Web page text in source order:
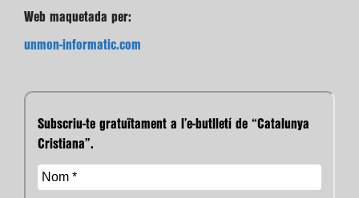
Web maquetada per:
unmon-informatic.com
Subscriu-te gratuïtament a l’e-butlletí de “Catalunya
Cristiana”.